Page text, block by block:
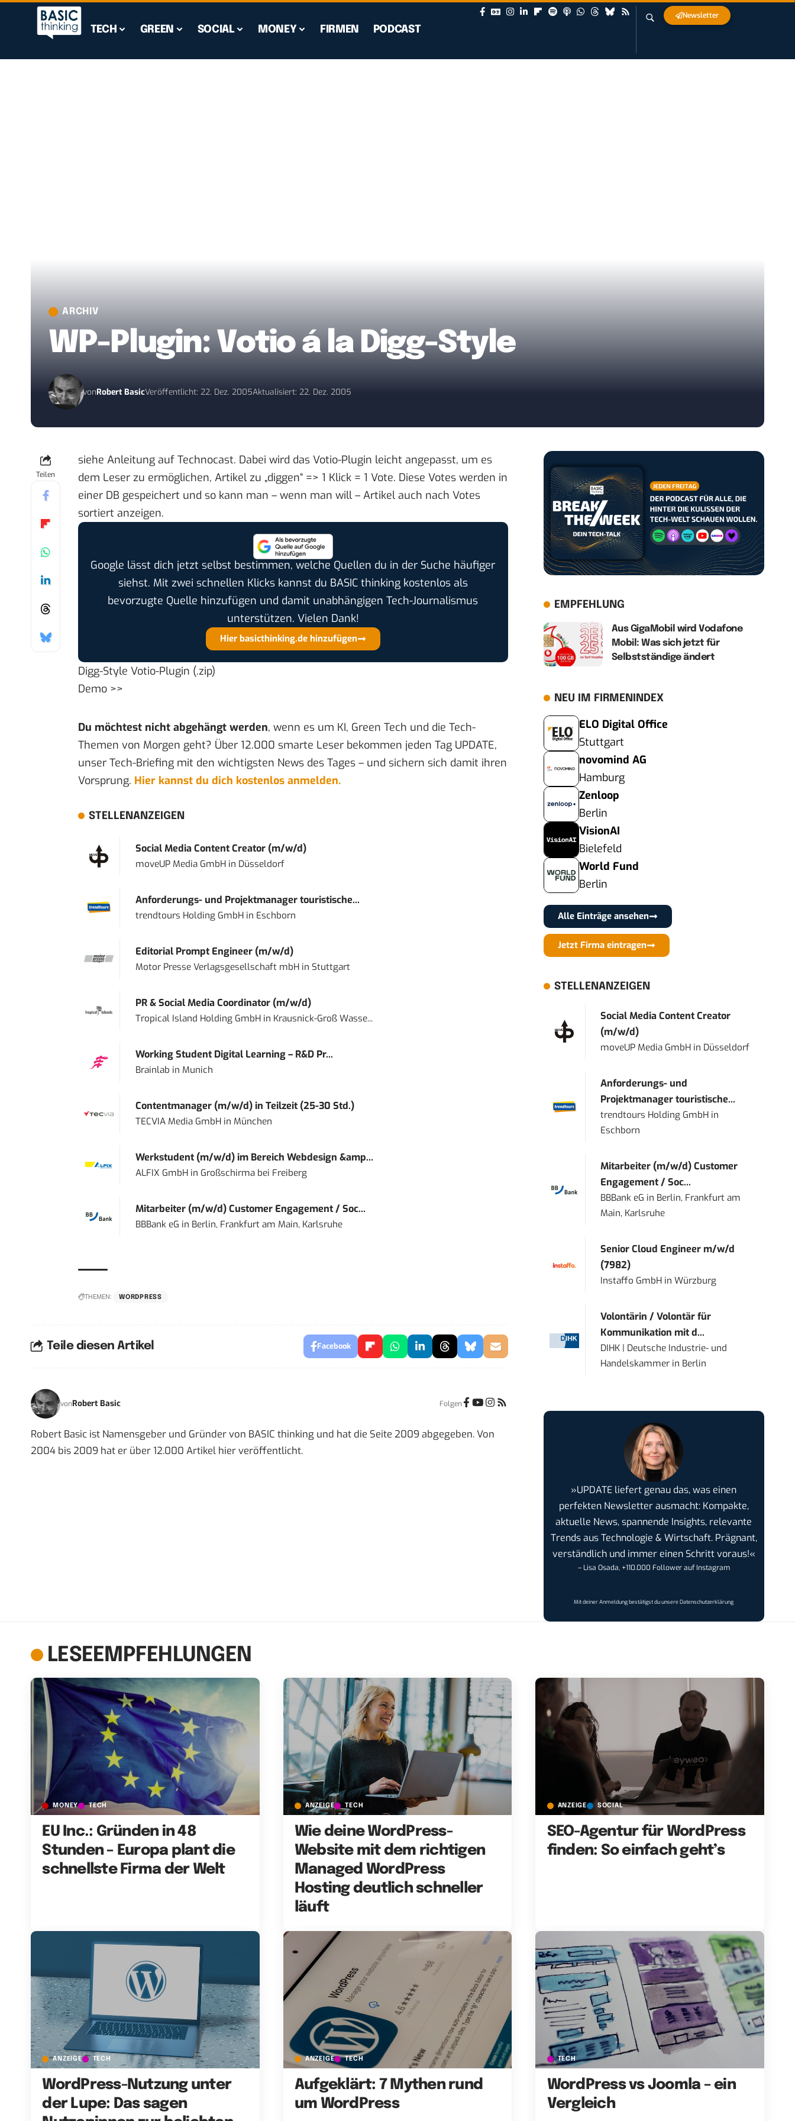
TECH GREEN SOCIAL MONEY FIRMEN PODCAST
Newsletter
ARCHIV
WP-Plugin: Votio á la Digg-Style
vonRobert BasicVeröffentlicht: 22. Dez. 2005Aktualisiert: 22. Dez. 2005
Teilen
siehe Anleitung auf Technocast. Dabei wird das Votio-Plugin leicht angepasst, um es
dem Leser zu ermöglichen, Artikel zu „diggen“ => 1 Klick = 1 Vote. Diese Votes werden in
einer DB gespeichert und so kann man – wenn man will – Artikel auch nach Votes
sortiert anzeigen.
Google lässt dich jetzt selbst bestimmen, welche Quellen du in der Suche häufiger
siehst. Mit zwei schnellen Klicks kannst du BASIC thinking kostenlos als
bevorzugte Quelle hinzufügen und damit unabhängigen Tech-Journalismus
unterstützen. Vielen Dank!
Hier basicthinking.de hinzufügen
Digg-Style Votio-Plugin (.zip)
Demo >>
Du möchtest nicht abgehängt werden, wenn es um KI, Green Tech und die Tech-
Themen von Morgen geht? Über 12.000 smarte Leser bekommen jeden Tag UPDATE,
unser Tech-Briefing mit den wichtigsten News des Tages – und sichern sich damit ihren
Vorsprung. Hier kannst du dich kostenlos anmelden.
STELLENANZEIGEN
Social Media Content Creator (m/w/d)
moveUP Media GmbHin Düsseldorf
Anforderungs- und Projektmanager touristische...
trendtours Holding GmbHin Eschborn
Editorial Prompt Engineer (m/w/d)
Motor Presse Verlagsgesellschaft mbHin Stuttgart
PR & Social Media Coordinator (m/w/d)
Tropical Island Holding GmbHin Krausnick-Groß Wasse...
Working Student Digital Learning – R&D Pr...
Brainlab in Munich
Contentmanager (m/w/d) in Teilzeit (25-30 Std.)
TECVIA Media GmbHin München
Werkstudent (m/w/d) im Bereich Webdesign &amp...
ALFIX GmbHin Großschirma bei Freiberg
Mitarbeiter (m/w/d) Customer Engagement / Soc...
BBBank eG in Berlin, Frankfurt am Main, Karlsruhe
THEMEN: WORDPRESS
Teile diesen Artikel Facebook
vonRobert Basic Folgen
Robert Basic ist Namensgeber und Gründer von BASIC thinking und hat die Seite 2009 abgegeben. Von
2004 bis 2009 hat er über 12.000 Artikel hier veröffentlicht.
EMPFEHLUNG
Aus GigaMobil wird Vodafone
Mobil: Was sich jetzt für
Selbstständige ändert
NEU IM FIRMENINDEX
ELO Digital Office
Stuttgart
novomind AG
Hamburg
Zenloop
Berlin
VisionAI
Bielefeld
World Fund
Berlin
Alle Einträge ansehen
Jetzt Firma eintragen
STELLENANZEIGEN
Social Media Content Creator
(m/w/d)
moveUP Media GmbH in Düsseldorf
Anforderungs- und
Projektmanager touristische...
trendtours Holding GmbH in
Eschborn
Mitarbeiter (m/w/d) Customer
Engagement / Soc...
BBBank eG in Berlin, Frankfurt am
Main, Karlsruhe
Senior Cloud Engineer m/w/d
(7982)
Instaffo GmbH inWürzburg
Volontärin / Volontär für
Kommunikation mit d...
DIHK | Deutsche Industrie- und
Handelskammer in Berlin
»UPDATE liefert genau das, was einen
perfekten Newsletter ausmacht: Kompakte,
aktuelle News, spannende Insights, relevante
Trends aus Technologie & Wirtschaft. Prägnant,
verständlich und immer einen Schritt voraus!«
– Lisa Osada, +110.000 Follower auf Instagram
Mit deiner Anmeldung bestätigst du unsereDatenschutzerklärung
LESEEMPFEHLUNGEN
MONEY TECH
EU Inc.: Gründen in 48
Stunden – Europa plant die
schnellste Firma der Welt
ANZEIGE TECH
Wie deine WordPress-
Website mit dem richtigen
Managed WordPress
Hosting deutlich schneller
läuft
ANZEIGE SOCIAL
SEO-Agentur für WordPress
finden: So einfach geht’s
ANZEIGE TECH
WordPress-Nutzung unter
der Lupe: Das sagen
ANZEIGE TECH
Aufgeklärt: 7 Mythen rund
um WordPress
TECH
WordPress vs Joomla – ein
Vergleich